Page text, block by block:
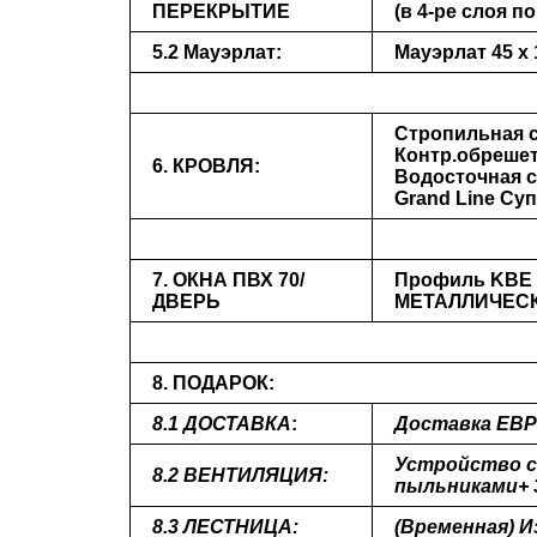
ПЕРЕКРЫТИЕ
(в 4-ре слоя
5.2 Мауэрлат:
Мауэрлат 45
6. КРОВЛЯ:
Стропильная
Водосточная
Grand Line
7. ОКНА ПВХ 70/
ДВЕРЬ
Профиль KBE
8. ПОДАРОК:
8.1 ДОСТАВКА: Доставка
8.2 ВЕНТИЛЯЦИЯ:
Устройство
пыльниками+
8.3 ЛЕСТНИЦА:
(Временная)